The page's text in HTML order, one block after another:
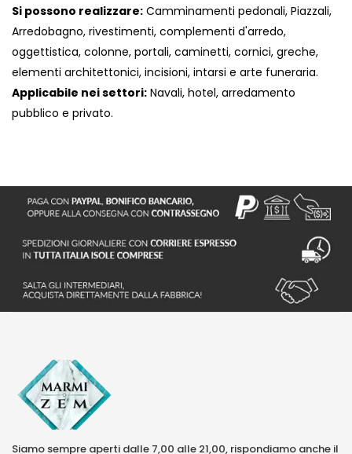
Si possono realizzare: Camminamenti pedonali, Piazzali,
Arredobagno, rivestimenti, complementi d'arredo,
oggettistica, colonne, portali, caminetti, cornici, greche,
elementi architettonici, incisioni, intarsi e arte funeraria.
Applicabile nei settori: Navali, hotel, arredamento
pubblico e privato.
Siamo sempre aperti dalle 7,00 alle 21,00, rispondiamo anche il